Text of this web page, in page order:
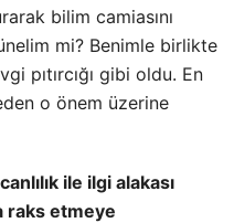
bilim camiasını
mi? Benimle birlikte
pıtırcığı gibi oldu. En
o önem üzerine
ile ilgi alakası
raks etmeye